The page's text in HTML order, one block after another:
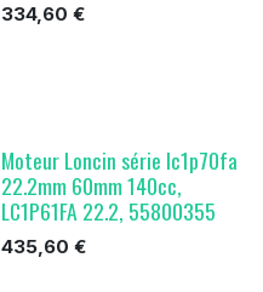
334,60 €
Moteur Loncin série lc1p70fa
22.2mm 60mm 140cc,
LC1P61FA 22.2, 55800355
435,60 €